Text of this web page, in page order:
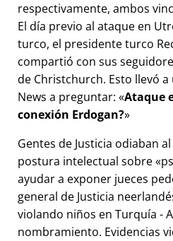
respectivamente, ambos
El día previo al ataque en
turco, el presidente turco
compartió con sus
de Christchurch. Esto llevó
News a preguntar: Ataque
conexión Erdogan?
Gentes de Justicia odiaban
postura intelectual sobre
ayudar a exponer jueces
general de Justicia
violando niños en Turquía -
nombramiento. Evidencias